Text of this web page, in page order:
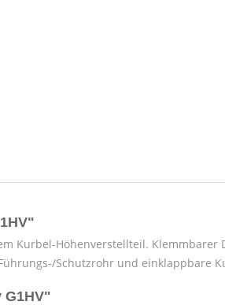
Kurbel-Höhenverstellteil.
Schutzrohr und einklappbare